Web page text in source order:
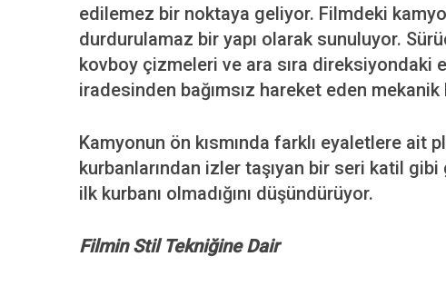
edilemez bir noktaya geliyor. Filmdeki
durdurulamaz bir yapı olarak sunuluyor.
kovboy çizmeleri ve ara sıra direksiyondaki
iradesinden bağımsız hareket eden
Kamyonun ön kısmında farklı eyaletlere ait
kurbanlarından izler taşıyan bir seri katil gibi
ilk kurbanı olmadığını düşündürüyor.
Filmin Stil Tekniğine Dair